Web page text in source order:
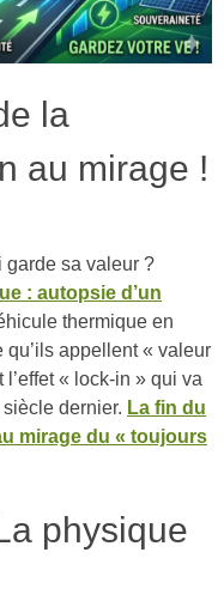
la
au mirage !
garde sa valeur ?
: autopsie d’un
thermique en
qu’ils appellent « valeur
l’effet « lock-in » qui va
dernier. La fin du
mirage du « toujours
physique